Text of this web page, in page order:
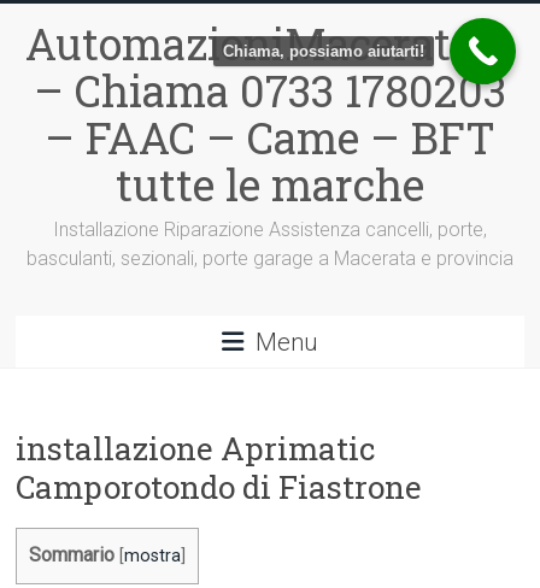
contenuto
AutomazioniMacerata.it
– Chiama 0733 1780203
– FAAC – Came – BFT
tutte le marche
Installazione Riparazione Assistenza cancelli, porte,
basculanti, sezionali, porte garage a Macerata e provincia
Menu
installazione Aprimatic
Camporotondo di Fiastrone
Sommario [mostra
Chiama, possiamo aiutarti!